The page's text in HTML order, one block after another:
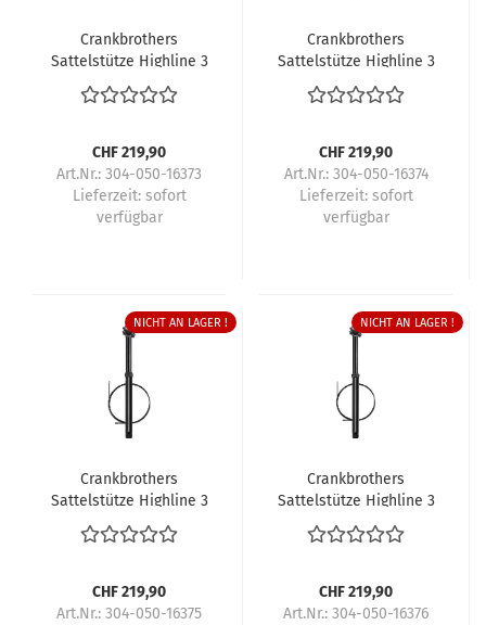
Crankbrothers
Sattelstütze Highline 3
CHF 219,90
Art.Nr.: 304-050-16373
Lieferzeit: sofort
verfügbar
Crankbrothers
Sattelstütze Highline 3
CHF 219,90
Art.Nr.: 304-050-16374
Lieferzeit: sofort
verfügbar
NICHT AN LAGER !
Crankbrothers
Sattelstütze Highline 3
CHF 219,90
Art.Nr.: 304-050-16375
NICHT AN LAGER !
Crankbrothers
Sattelstütze Highline 3
CHF 219,90
Art.Nr.: 304-050-16376